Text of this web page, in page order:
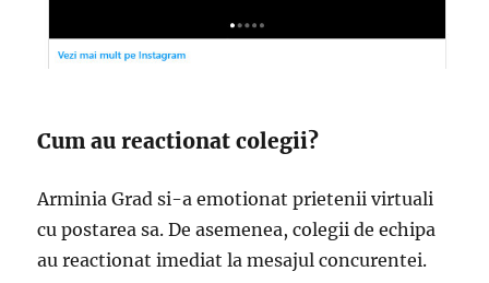
Cum au reactionat colegii?
Arminia Grad si-a emotionat prietenii virtuali
cu postarea sa. De asemenea, colegii de echipa
au reactionat imediat la mesajul concurentei.